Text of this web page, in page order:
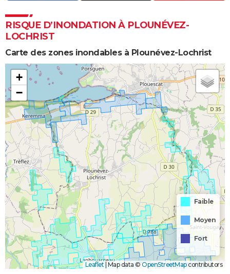
RISQUE D’INONDATION À PLOUNÉVEZ-
LOCHRIST
Carte des zones inondables à Plounévez-Lochrist
+
−
Faible
Moyen
Fort
Leaflet|Map data ©OpenStreetMapcontributors